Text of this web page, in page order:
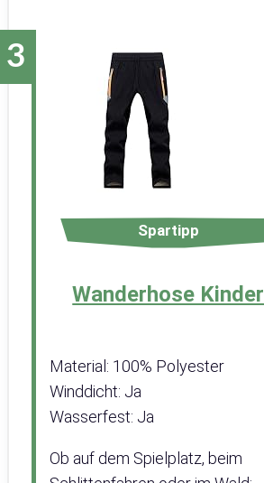
Spartipp
Wanderhose Kinder
Material: 100% Polyester
Winddicht: Ja
Wasserfest: Ja
Ob auf dem Spielplatz, beim